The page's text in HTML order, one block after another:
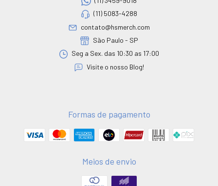
(11) 5083-4288
contato@hsmerch.com
São Paulo - SP
Seg a Sex. das 10:30 as 17:00
Visite o nosso Blog!
Formas de pagamento
Meios de envio